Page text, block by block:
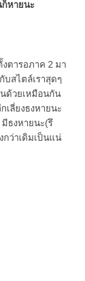
ก็หายนะ
ตารอภาค 2 มา
บสไตล์เราสุดๆ
ด้วยเหมือนกัน
ลี่ยงธงหายนะ
ธงหายนะ(รึ
กว่าเดิมเป็นแน่